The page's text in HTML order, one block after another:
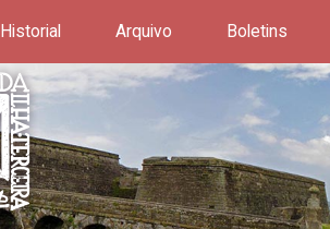
Historial Arquivo Boletins